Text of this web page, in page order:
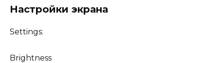
Настройки экрана
Settings:
Brightness